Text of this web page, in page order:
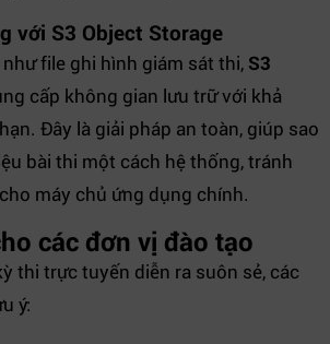
với S3 Object Storage
file ghi hình giám sát thi, S3
cấp không gian lưu trữ với khả
Đây là giải pháp an toàn, giúp sao
bài thi một cách hệ thống, tránh
máy chủ ứng dụng chính.
các đơn vị đào tạo
thi trực tuyến diễn ra suôn sẻ, các
ý: